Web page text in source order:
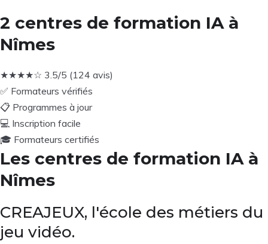
2 centres de formation IA à
Nîmes
★★★★☆ 3.5/5 (124 avis)
✅ Formateurs vérifiés
📋 Programmes à jour
💻 Inscription facile
🎓 Formateurs certifiés
Les centres de formation IA à
Nîmes
CREAJEUX, l'école des métiers du
jeu vidéo.